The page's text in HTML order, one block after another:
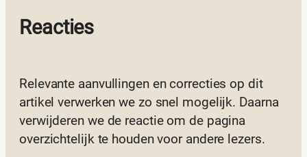
Reacties
Relevante aanvullingen en correcties op dit
artikel verwerken we zo snel mogelijk. Daarna
verwijderen we de reactie om de pagina
overzichtelijk te houden voor andere lezers.